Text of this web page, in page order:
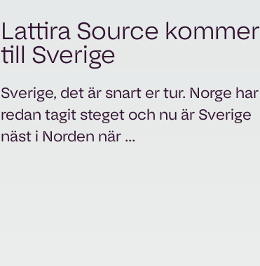
Lattira Source kommer
till Sverige
Sverige, det är snart er tur. Norge har
redan tagit steget och nu är Sverige
näst i Norden när ...